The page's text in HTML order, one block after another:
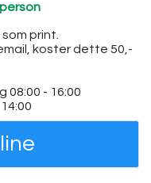
print.
koster dette 50,-
08:00 - 16:00